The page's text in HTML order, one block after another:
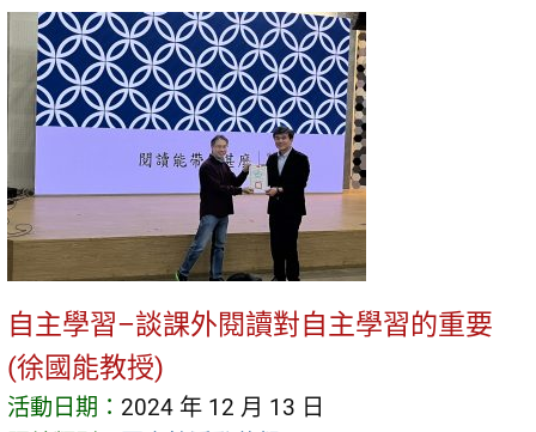
自主學習–談課外閱讀對自主學習的重要
(徐國能教授)
活動日期： 2024 年 12 月 13 日